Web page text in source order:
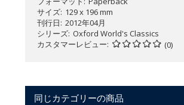
サイズ 129 x 196 mm
刊行日 2012年04月
シリーズ Oxford World's Classics
カスタマーレビュー
(0)
同じカテゴリーの商品